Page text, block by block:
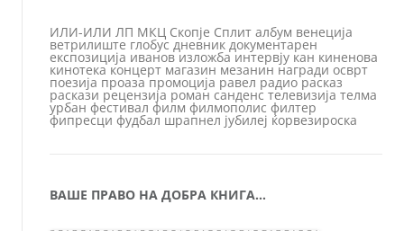
ИЛИ-ИЛИ ЛП МКЦ Скопје Сплит албум венеција
ветрилиште глобус дневник документарен
експозиција иванов изложба интервју кан киненова
кинотека концерт магазин мезанин награди осврт
поезија проаза промоција равел радио расказ
раскази рецензија роман санденс телевизија телма
урбан фестивал филм филмополис филтер
фипресци фудбал шрапнел јубилеј ќорвезироска
ВАШЕ ПРАВО НА ДОБРА КНИГА…